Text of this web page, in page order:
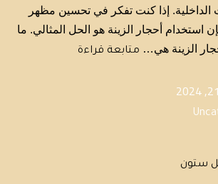
الداخلية. إذا كنت تفكر في تحسين مظهر
استخدام أحجار الزينة هو الحل المثالي. ما
الزينة هي… متابعة قراءة
ستون